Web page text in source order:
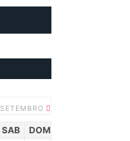
SETEMBRO
SAB DOM